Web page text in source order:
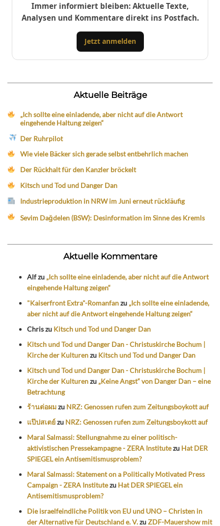
Immer informiert bleiben: Aktuelle Texte,
Analysen und Kommentare direkt ins Postfach.
Jetzt anmelden
Aktuelle Beiträge
„Ich sollte eine einladende, aber nicht auf die Antwort
eingehende Haltung zeigen“
Der Ruhrpilot
Wie viele Bäcker sich gerade selbst entbehrlich machen
Der Rückhalt für den Kanzler bröckelt
Kitsch und Tod und Danger Dan
Industrieproduktion in NRW im Juni erneut rückläufig
Sevim Dağdelen (BSW): Desinformation im Sinne des Kremls
Aktuelle Kommentare
Alfzu „Ich sollte eine einladende, aber nicht auf die Antwort
eingehende Haltung zeigen“
"Kaiserfront Extra"-Romanfanzu „Ich sollte eine einladende,
aber nicht auf die Antwort eingehende Haltung zeigen“
Chriszu Kitsch und Tod und Danger Dan
Kitsch und Tod und Danger Dan - Christuskirche Bochum |
Kirche der Kulturenzu Kitsch und Tod und Danger Dan
Kitsch und Tod und Danger Dan - Christuskirche Bochum |
Kirche der Kulturenzu „Keine Angst“ von Danger Dan – eine
Betrachtung
ร้านต่อผมzu NRZ: Genossen rufen zum Zeitungsboykott auf
แป๊ปสเตย์zu NRZ: Genossen rufen zum Zeitungsboykott auf
Maral Salmassi: Stellungnahme zu einer politisch-
aktivistischen Pressekampagne - ZERA Institutezu Hat DER
SPIEGEL ein Antisemitismusproblem?
Maral Salmassi: Statement on a Politically Motivated Press
Campaign - ZERA Institutezu Hat DER SPIEGEL ein
Antisemitismusproblem?
Die israelfeindliche Politik von EU und UNO – Christen in
der Alternative für Deutschland e. V.zuZDF-Mauershow mit